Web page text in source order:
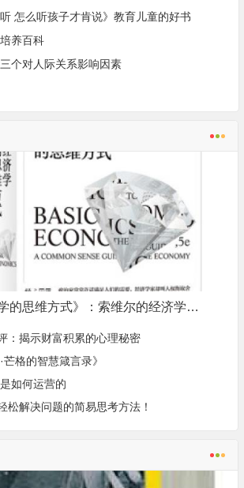
听 怎么听孩子才肯说》教育儿童的好书
养百科
个对人际关系影响因素
深入解析《经济学的思维方式》：索维尔的经济学视角与社会现实
：揭示财富积累的心理秘密
芒格的智慧箴言录》
如何运营的
松解决问题的简易思考方法！